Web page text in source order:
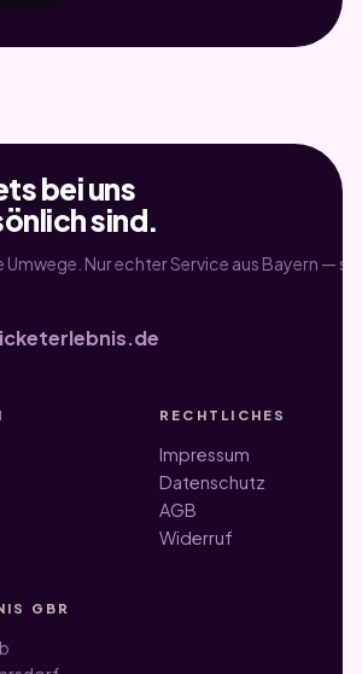
bei uns
sind.
Umwege. Nur echter Service aus Bayern —
RECHTLICHES
Impressum
Datenschutz
AGB
Widerruf
GBR